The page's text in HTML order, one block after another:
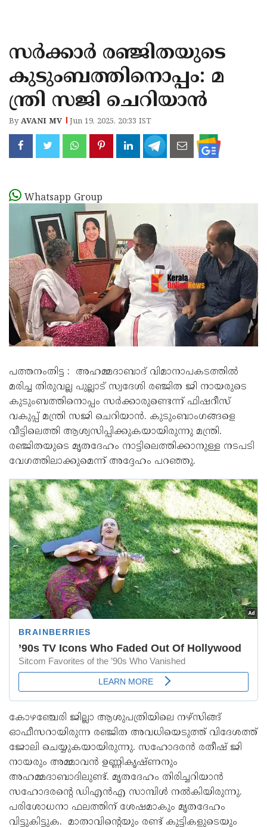
KANNUR
KASARAGOD
സര്‍ക്കാര്‍ രഞ്ജിതയുടെ
കുടുംബത്തിനൊപ്പം: മ
ന്ത്രി സജി ചെറിയാന്‍
ByAVANI MV Jun 19, 2025, 20:33 IST
Whatsapp Group
പത്തനംതിട്ട : അഹമ്മദാബാദ് വിമാനാപകടത്തില്‍
മരിച്ച തിരുവല്ല പുല്ലാട് സ്വദേശി രഞ്ജിത ജി നായരുടെ
കുടുംബത്തിനൊപ്പം സര്‍ക്കാരുണ്ടെന്ന് ഫിഷറീസ്
വകുപ്പ് മന്ത്രി സജി ചെറിയാന്‍. കുടുംബാംഗങ്ങളെ
വീട്ടിലെത്തി ആശ്വസിപ്പിക്കുകയായിരുന്നു മന്ത്രി.
രഞ്ജിതയുടെ മൃതദേഹം നാട്ടിലെത്തിക്കാനുള്ള നടപടി
വേഗത്തിലാക്കുമെന്ന് അദ്ദേഹം പറഞ്ഞു.
കോഴഞ്ചേരി ജില്ലാ ആശുപത്രിയിലെ നഴ്സിങ്ങ്
ഓഫീസറായിരുന്ന രഞ്ജിത അവധിയെടുത്ത് വിദേശത്ത്
ജോലി ചെയ്യുകയായിരുന്നു. സഹോദരന്‍ രതീഷ് ജി
നായരും അമ്മാവന്‍ ഉണ്ണികൃഷ്ണനും
അഹമ്മദാബാദിലുണ്ട്. മൃതദേഹം തിരിച്ചറിയാന്‍
സഹോദരന്റെ ഡിഎന്‍എ സാമ്പിള്‍ നല്‍കിയിരുന്നു.
പരിശോധനാ ഫലത്തിന് ശേഷമാകും മൃതദേഹം
വിട്ടുകിട്ടുക. മാതാവിന്റെയും രണ്ട് കുട്ടികളുടെയും